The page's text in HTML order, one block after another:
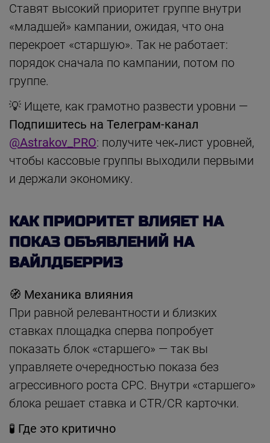
Ставят высокий приоритет группе внутри
«младшей» кампании, ожидая, что она
перекроет «старшую». Так не работает:
порядок сначала по кампании, потом по
группе.
💡 Ищете, как грамотно развести уровни —
Подпишитесь на Телеграм-канал
@Astrakov_PRO: получите чек‑лист уровней,
чтобы кассовые группы выходили первыми
и держали экономику.
КАК ПРИОРИТЕТ ВЛИЯЕТ НА
ПОКАЗ ОБЪЯВЛЕНИЙ НА
ВАЙЛДБЕРРИЗ
🧭 Механика влияния
При равной релевантности и близких
ставках площадка сперва попробует
показать блок «старшего» — так вы
управляете очередностью показа без
агрессивного ростa CPC. Внутри «старшего»
блока решает ставка и CTR/CR карточки.
🧪 Где это критично